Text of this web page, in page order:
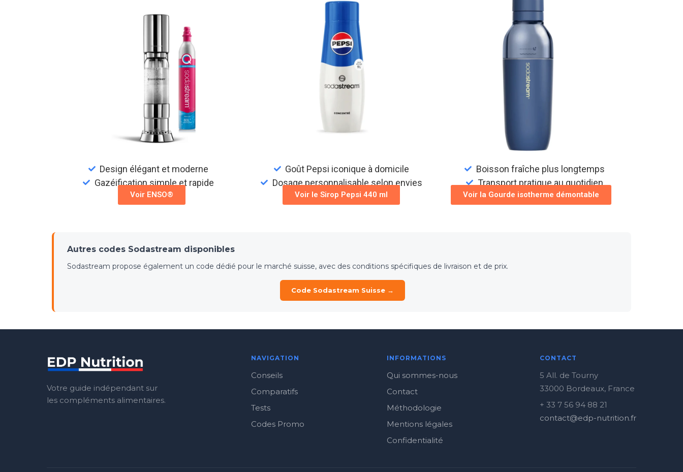
Design élégant et moderne
Gazéification simple et rapide
Goût Pepsi iconique à domicile
Dosage personnalisable selon envies
Boisson fraîche plus longtemps
Transport pratique au quotidien
Voir ENSO® Voir le Sirop Pepsi 440 ml Voir la Gourde isotherme démontable
Autres codes Sodastream disponibles
Sodastream propose également un code dédié pour le marché suisse, avec des conditions spécifiques de livraison et de prix.
Code Sodastream Suisse →
Votre guide indépendant sur
les compléments alimentaires.
NAVIGATION
Conseils
Comparatifs
Tests
Codes Promo
INFORMATIONS
Qui sommes-nous
Contact
Méthodologie
Mentions légales
Confidentialité
CONTACT
5 All. de Tourny
33000 Bordeaux, France
+ 33 7 56 94 88 21
contact@edp-nutrition.fr